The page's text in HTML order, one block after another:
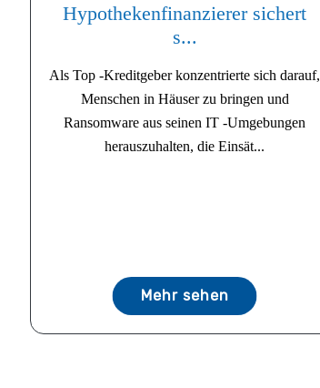
Hypothekenfinanzierer sichert
s...
Als Top -Kreditgeber konzentrierte sich darauf,
Menschen in Häuser zu bringen und
Ransomware aus seinen IT -Umgebungen
herauszuhalten, die Einsät...
Mehr sehen